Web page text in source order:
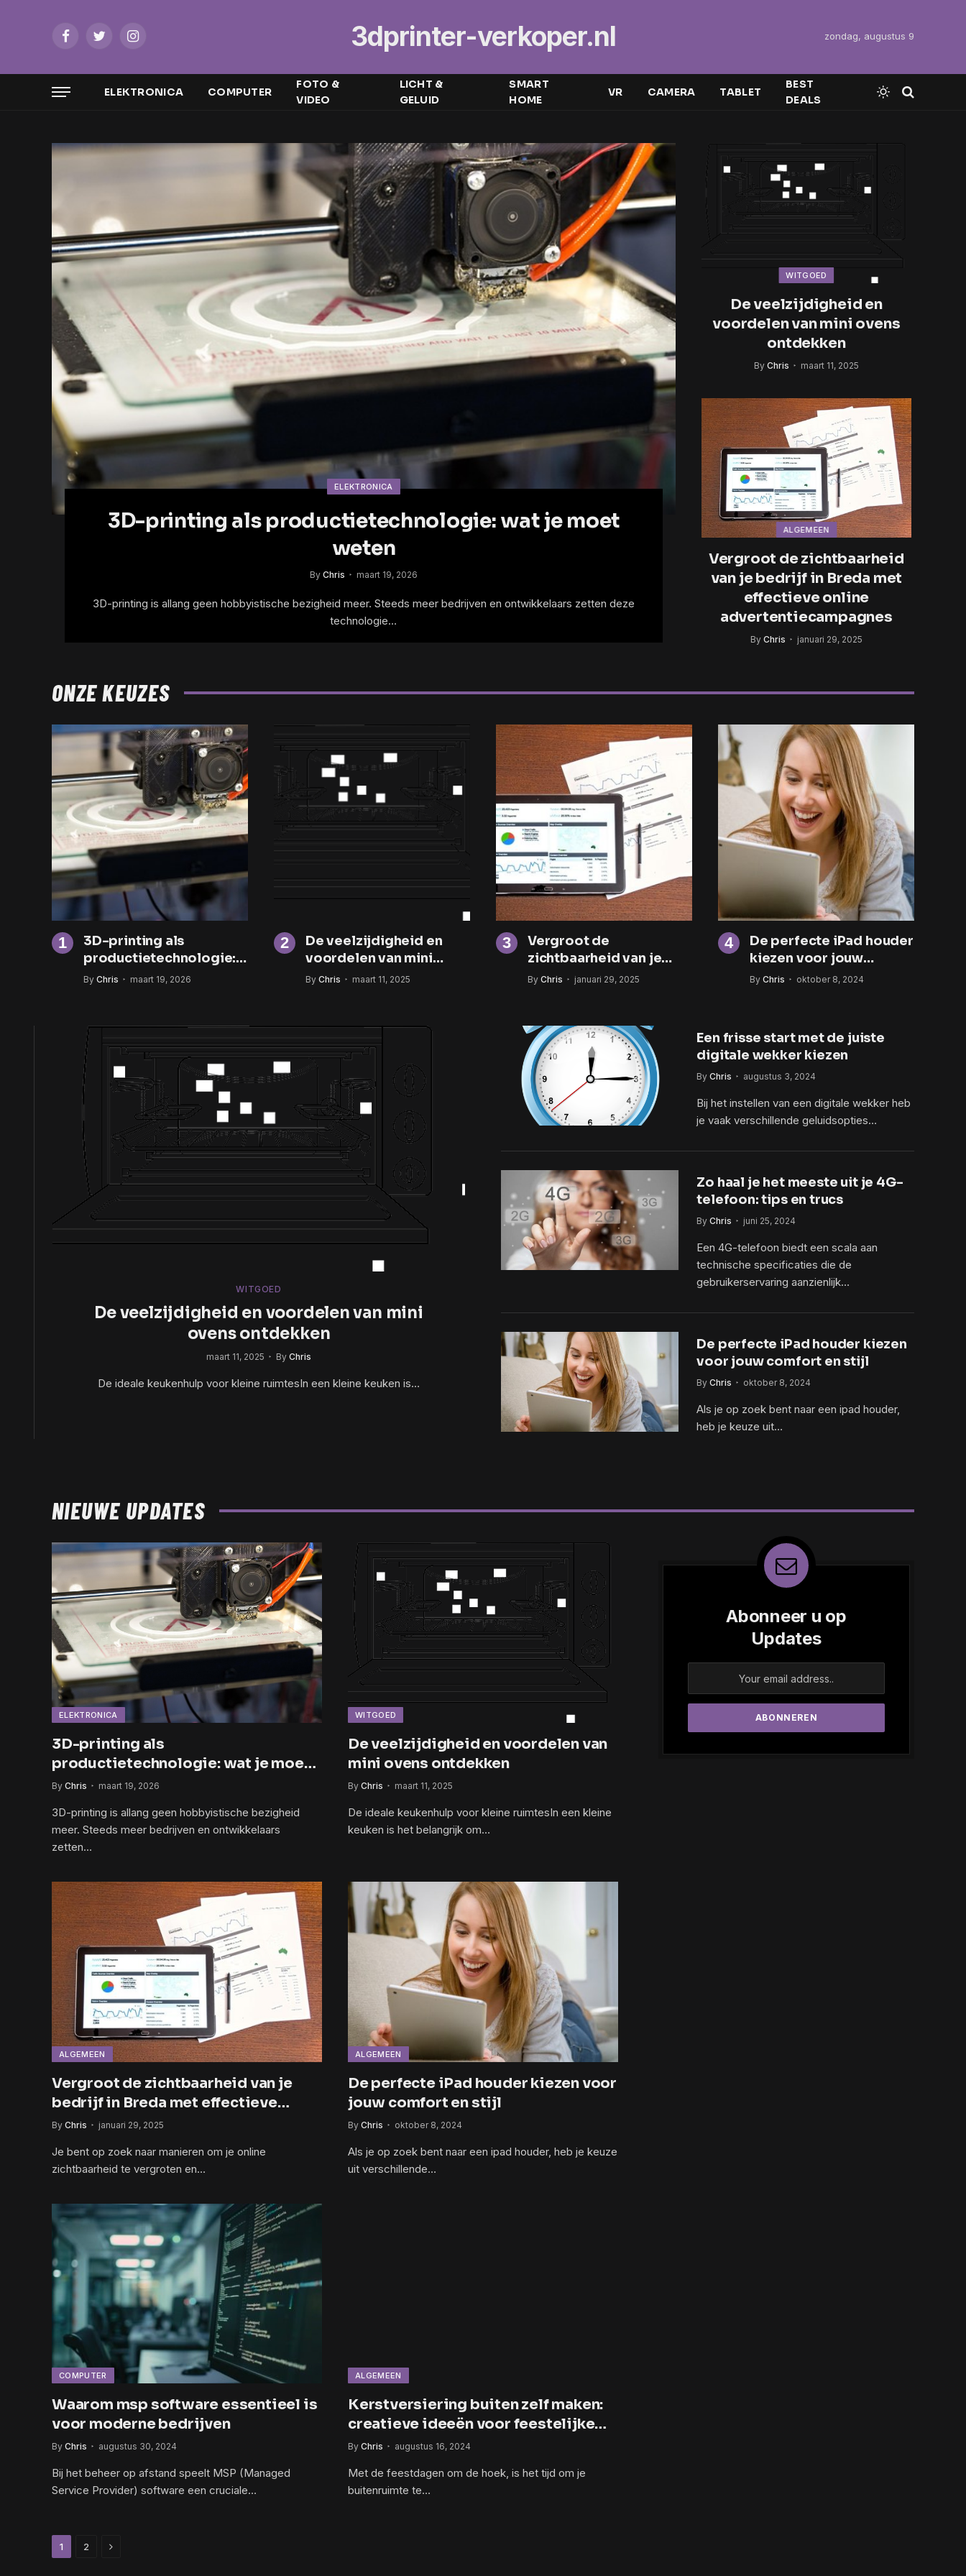
FacebookTwitterInstagram 3dprinter-verkoper.nl zondag, augustus 9
ELEKTRONICA COMPUTER
FOTO &
VIDEO
LICHT &
GELUID
SMART
HOME
VR CAMERA TABLET
BEST
DEALS
ELEKTRONICA
3D-printing als productietechnologie: wat je moet
weten
By Chris maart 19, 2026
3D-printing is allang geen hobbyistische bezigheid meer. Steeds meer bedrijven en ontwikkelaars zetten deze
technologie…
WITGOED
De veelzijdigheid en
voordelen van mini ovens
ontdekken
By Chris maart 11, 2025
ALGEMEEN
Vergroot de zichtbaarheid
van je bedrijf in Breda met
effectieve online
advertentiecampagnes
By Chris januari 29, 2025
ONZE KEUZES
3D-printing als
productietechnologie:
wat je moet weten
By Chris maart 19, 2026
De veelzijdigheid en
voordelen van mini
ovens ontdekken
By Chris maart 11, 2025
Vergroot de
zichtbaarheid van je
bedrijf in Breda met
By Chris januari 29, 2025
De perfecte iPad houder
kiezen voor jouw
comfort en stijl
By Chris oktober 8, 2024
WITGOED
De veelzijdigheid en voordelen van mini
ovens ontdekken
maart 11, 2025 By Chris
De ideale keukenhulp voor kleine ruimtesIn een kleine keuken is…
Een frisse start met de juiste
digitale wekker kiezen
By Chris augustus 3, 2024
Bij het instellen van een digitale wekker heb
je vaak verschillende geluidsopties…
Zo haal je het meeste uit je 4G-
telefoon: tips en trucs
By Chris juni 25, 2024
Een 4G-telefoon biedt een scala aan
technische specificaties die de
gebruikerservaring aanzienlijk…
De perfecte iPad houder kiezen
voor jouw comfort en stijl
By Chris oktober 8, 2024
Als je op zoek bent naar een ipad houder,
heb je keuze uit…
NIEUWE UPDATES
ELEKTRONICA
3D-printing als
productietechnologie: wat je moet
weten
By Chris maart 19, 2026
3D-printing is allang geen hobbyistische bezigheid
meer. Steeds meer bedrijven en ontwikkelaars
zetten…
WITGOED
De veelzijdigheid en voordelen van
mini ovens ontdekken
By Chris maart 11, 2025
De ideale keukenhulp voor kleine ruimtesIn een kleine
keuken is het belangrijk om…
ALGEMEEN
Vergroot de zichtbaarheid van je
bedrijf in Breda met effectieve
online advertentiecampagnes
By Chris januari 29, 2025
Je bent op zoek naar manieren om je online
zichtbaarheid te vergroten en…
ALGEMEEN
De perfecte iPad houder kiezen voor
jouw comfort en stijl
By Chris oktober 8, 2024
Als je op zoek bent naar een ipad houder, heb je keuze
uit verschillende…
COMPUTER
Waarom msp software essentieel is
voor moderne bedrijven
By Chris augustus 30, 2024
Bij het beheer op afstand speelt MSP (Managed
Service Provider) software een cruciale…
ALGEMEEN
Kerstversiering buiten zelf maken:
creatieve ideeën voor feestelijke
decoraties
By Chris augustus 16, 2024
Met de feestdagen ​om de hoek, is het tijd om ​je
buitenruimte ‍te…
1 2 Next
Abonneer u op
Updates